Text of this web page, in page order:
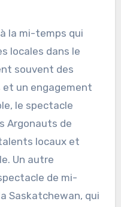
la mi-temps qui
locales dans le
souvent des
un engagement
le spectacle
Argonauts de
locaux et
Un autre
de mi-
Saskatchewan, qui